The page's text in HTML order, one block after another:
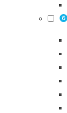
6